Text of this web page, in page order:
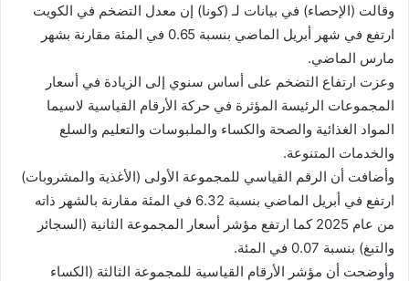
وقالت (الإحصاء) في بيانات لـ (كونا) إن معدل التضخم في الكويت
ارتفع في شهر أبريل الماضي بنسبة 0.65 في المئة مقارنة بشهر
مارس الماضي.
وعزت ارتفاع التضخم على أساس سنوي إلى الزيادة في أسعار
المجموعات الرئيسة المؤثرة في حركة الأرقام القياسية لاسيما
المواد الغذائية والصحة والكساء والملبوسات والتعليم والسلع
والخدمات المتنوعة.
وأضافت أن الرقم القياسي للمجموعة الأولى (الأغذية والمشروبات)
ارتفع في أبريل الماضي بنسبة 6.32 في المئة مقارنة بالشهر ذاته
من عام 2025 كما ارتفع مؤشر أسعار المجموعة الثانية (السجائر
والتبغ) بنسبة 0.07 في المئة.
وأوضحت أن مؤشر الأرقام القياسية للمجموعة الثالثة (الكساء